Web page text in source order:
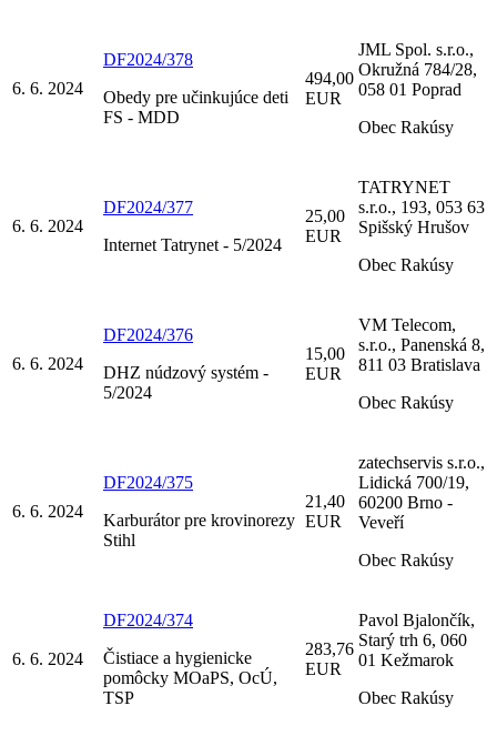
6. 6. 2024
DF2024/378
Obedy pre učinkujúce deti
FS - MDD
494,00
EUR
JML Spol. s.r.o.,
Okružná 784/28,
058 01 Poprad
Obec Rakúsy
6. 6. 2024
DF2024/377
Internet Tatrynet - 5/2024
25,00
EUR
TATRYNET
s.r.o., 193, 053 63
Spišský Hrušov
Obec Rakúsy
6. 6. 2024
DF2024/376
DHZ núdzový systém -
5/2024
15,00
EUR
VM Telecom,
s.r.o., Panenská 8,
811 03 Bratislava
Obec Rakúsy
6. 6. 2024
DF2024/375
Karburátor pre krovinorezy
Stihl
21,40
EUR
zatechservis s.r.o.,
Lidická 700/19,
60200 Brno -
Veveří
Obec Rakúsy
6. 6. 2024
DF2024/374
Čistiace a hygienicke
pomôcky MOaPS, OcÚ,
TSP
283,76
EUR
Pavol Bjalončík,
Starý trh 6, 060
01 Kežmarok
Obec Rakúsy